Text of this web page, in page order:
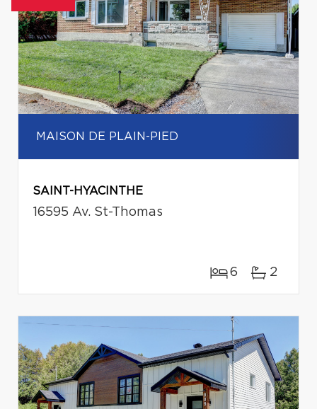
MAISON DE PLAIN-PIED
SAINT-HYACINTHE
16595 Av. St-Thomas
6 2